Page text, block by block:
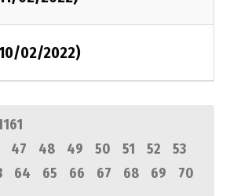
02/2022)
47 48 49 50 51 52
53
64 65 66 67 68 69
70